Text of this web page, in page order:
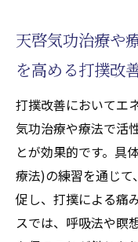
天啓気功治療や
を高める打撲改
打撲改善においてエ
気功治療や療法で活
とが効果的です。具
療法)の練習を通じて
促し、打撲による痛
スでは、呼吸法や瞑